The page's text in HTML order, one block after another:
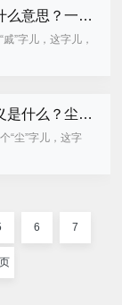
戚字怎么读？戚读音是什么意思？一文搞懂！
”字儿，这字儿，
”字儿，搁俺们那疙
尘读什么？这个字的含义是什么？尘的读音和意思解析！
“尘”字儿，这字
尘读音是啥 要说
6 7